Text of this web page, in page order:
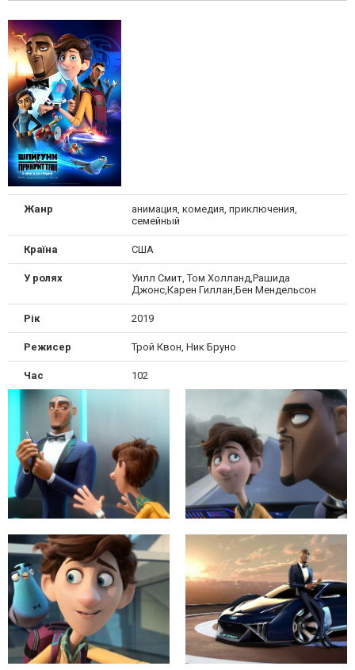
Жанр
анимация, комедия, приключения,
семейный
Країна США
У ролях
Уилл Смит, Том Холланд,Рашида
Джонс,Карен Гиллан,Бен Мендельсон
Рік 2019
Режисер Трой Квон, Ник Бруно
Час 102